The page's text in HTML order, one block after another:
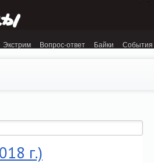
Экстрим Вопрос-ответ Байки События
г.)